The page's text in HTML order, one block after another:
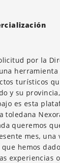
por la
herramienta
turísticos
y su
es esta
toledana
queremos
mes, una
hemos
experiencias